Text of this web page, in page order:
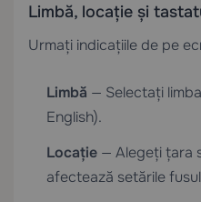
Limbă, locație și
Urmați indicațiile de pe
Limbă — Selectați
English).
Locație — Alegeți țara
afectează setările